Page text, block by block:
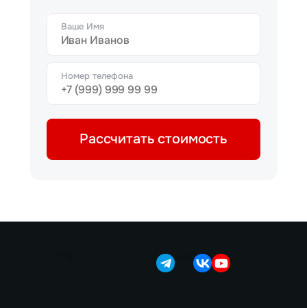
Ваше Имя
Номер телефона
Рассчитать стоимость